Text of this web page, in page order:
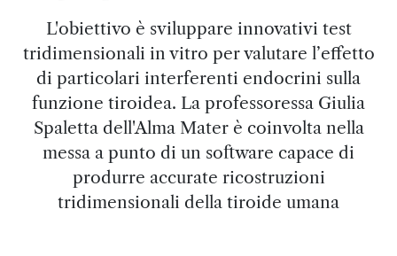
L'obiettivo è sviluppare innovativi test
tridimensionali in vitro per valutare l’effetto
di particolari interferenti endocrini sulla
funzione tiroidea. La professoressa Giulia
Spaletta dell'Alma Mater è coinvolta nella
messa a punto di un software capace di
produrre accurate ricostruzioni
tridimensionali della tiroide umana